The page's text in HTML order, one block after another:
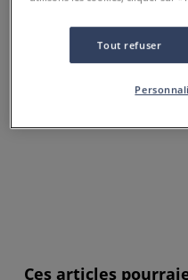
etui feutres
0
etui feutres Stabilo
matière recyclées. Pointe
Ces articles
Tout refuser